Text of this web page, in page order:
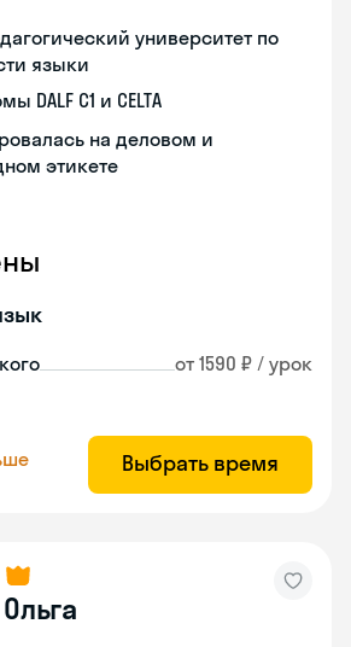
университет по
языки
DALF C1 и CELTA
на деловом и
этикете
от 1590 ₽ / урок
Выбрать время
Ольга